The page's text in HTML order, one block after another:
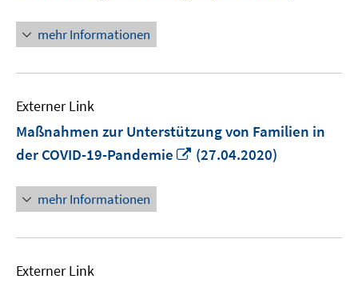
mehr Informationen
Externer Link
Maßnahmen zur Unterstützung von Familien in
der COVID-19-Pandemie
In
(27.04.2020)
mehr Informationen
Externer Link